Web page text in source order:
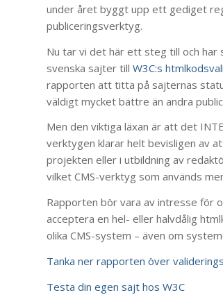
under året byggt upp ett gediget
publiceringsverktyg.
Nu tar vi det här ett steg till och har
svenska sajter till W3C:s
rapporten att titta på sajternas
väldigt mycket bättre än andra
Men den viktiga läxan är att det
verktygen klarar helt bevisligen av
projekten eller i utbildning av
vilket CMS-verktyg som används
Rapporten bör vara av intresse för
acceptera en hel- eller halvdålig
olika CMS-system – även om
Tanka ner rapporten över
Testa din egen sajt hos W3C